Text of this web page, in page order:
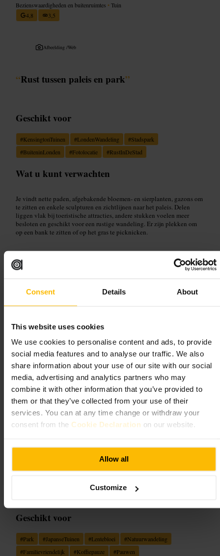
Consent Details About
This website uses cookies
We use cookies to personalise content and ads, to provide
social media features and to analyse our traffic. We also
share information about your use of our site with our social
media, advertising and analytics partners who may
combine it with other information that you’ve provided to
them or that they’ve collected from your use of their
services. You can at any time change or withdraw your
consent from the Cookie Declaration on our website.
Allow all
Customize
Bezienswaardigheden en buitenruimtes •Tuin
4,8
3,5
Afbeelding /Web
“Rust tussen paleis en park”
Geschikt voor
#KensingtonTuinen #LondenWandeling #Stadspark
#BuiteninLonden #Fotolocatie #RustInDeStad
Wat u kunt verwachten
Je vindt nette paden, afgebakende bloemen- en sierplanten, gazons om
te zitten en enkele sculpturen en zichtlijnen naar het paleis. Delen
liggen vlak bij toeristische attracties, andere stukken voelen meer
besloten en geschikt voor een rustige wandeling. Er zijn plekken om
op een bank te zitten of op het gras te picknicken.
Plan uw bezoek
houdt rekening met wisselvallig weer. Combineer de wandeling met
aanwijzingen en afgesloten delen, sommige stukken liggen direct bij
https://www.hrp.org.uk/kensington-palace/whats-on/the-palace-gar
dens/#gs.pc36et
Holland Park
Bezienswaardigheden en buitenactiviteiten•Park
4,7
4,6
“Kleine stadspark met Japanse tuinen en
Geschikt voor
#Park #JapanseTuinen #Lentebloei #Natuurwandeling
#Familievriendelijk #Koffiepauze #Pauwen